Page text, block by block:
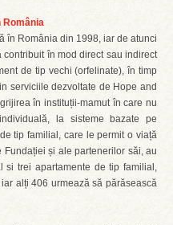
România
în România din 1998, iar de atunci
în mod direct sau indirect
de tip vechi (orfelinate), în timp
serviciile dezvoltate de Hope and
în instituții-mamut în care nu
la sisteme bazate pe
tip familial, care le permit o viață
și ale partenerilor săi, au
si trei apartamente de tip familial,
alți 406 urmează să părăsească